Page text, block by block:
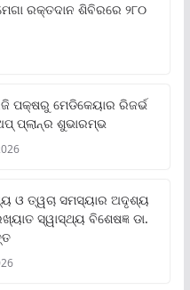
ରକ୍ତଦାନ ଶିବିରରେ ୨୮୦
ପକ୍ଷରୁ ମେଡିକେୟାର ରିଜର୍ଭ
ପ୍ଲାନ୍‌ର ଶୁଭାରମ୍ଭ
ଓ ତ୍ୱଚା ସମସ୍ୟାର ଅଦୃଶ୍ୟ
ସ୍ୱାସ୍ଥ୍ୟ ବିଶେଷଜ୍ଞ ଡା.